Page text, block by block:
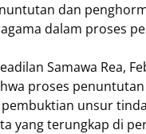
dan
dalam proses
Samawa Rea,
proses
unsur
yang terungkap di